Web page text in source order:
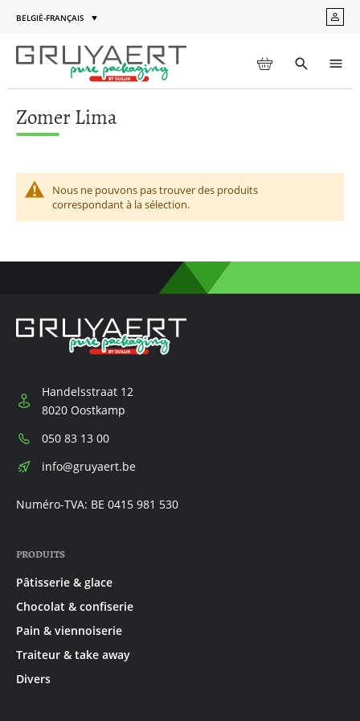
Langue
BELGIË-FRANÇAIS MON
MON PANIER
Toggle
search
Zomer Lima
Nous ne pouvons pas trouver des produits
correspondant à la sélection.
Handelsstraat 12
8020 Oostkamp
Téléphone:
050 83 13 00
E-
info@gruyaert.be
Numéro-TVA: BE 0415 981 530
PRODUITS
Pâtisserie & glace
Chocolat & confiserie
Pain & viennoiserie
Traiteur & take away
Divers